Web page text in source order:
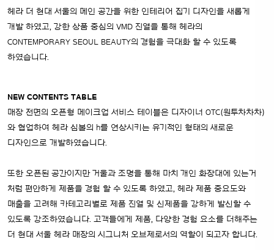
헤라 더 현대 서울의 메인 공간을 위한 인테리어 집기 디자인을 새롭게
개발 하였고, 강한 상품 중심의 VMD 진열을 통해 헤라의
CONTEMPORARY SEOUL BEAUTY의 경험을 극대화 할 수 있도록
하였습니다.
NEW CONTENTS TABLE
매장 전면의 오픈형 메이크업 서비스 테이블은 디자이너 OTC(원투차차차)
와 협업하여 헤라 심볼의 h를 연상시키는 유기적인 형태의 새로운
디자인으로 개발하였습니다.
또한 오픈된 공간이지만 거울과 조명을 통해 마치 개인 화장대에 있는거
처럼 편안하게 제품을 경험 할 수 있도록 하였고,
헤라 제품 중요도와
매출을 고려해 카테고리별로 제품 진열 및 신제품을 강하게 발신할 수
있도록 강조하였습니다. 고객들에게 제품, 다양한 경험 요소를 더해주는
더 현대 서울 헤라 매장의 시그니처 오브제로서의 역할이 되고자 합니다.